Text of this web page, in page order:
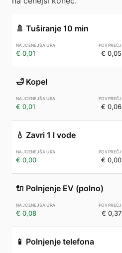
🚿 Tuširanje 10 min
€ 0,01 € 0,05
🛁 Kopel
€ 0,01 € 0,06
💧 Zavri 1 l vode
€ 0,00 € 0,00
🔌 Polnjenje EV (polno)
€ 0,08 € 0,37
📱 Polnjenje telefona